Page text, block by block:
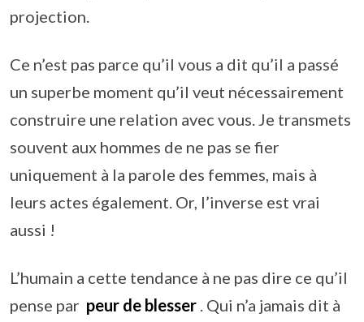
projection.
Ce n’est pas parce qu’il vous a dit qu’il a passé
un superbe moment qu’il veut nécessairement
construire une relation avec vous. Je transmets
souvent aux hommes de ne pas se fier
uniquement à la parole des femmes, mais à
leurs actes également. Or, l’inverse est vrai
aussi !
L’humain a cette tendance à ne pas dire ce qu’il
pense par peur de blesser . Qui n’a jamais dit à